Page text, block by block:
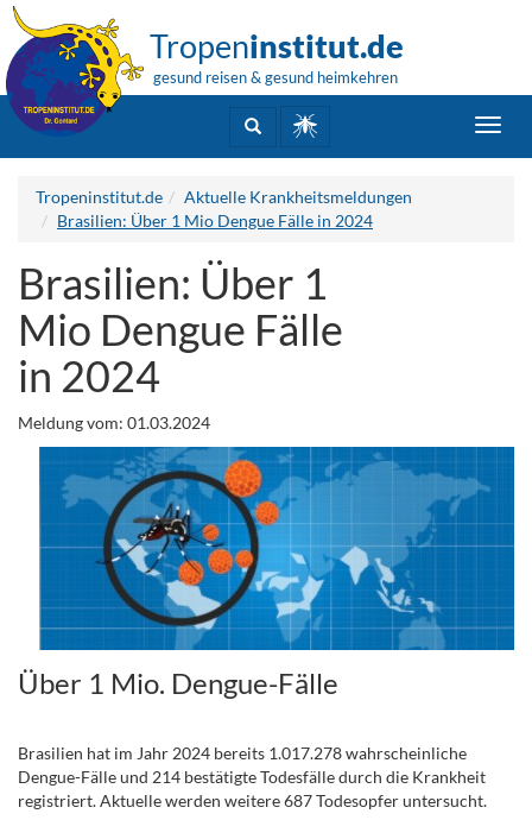
Tropeninstitut.de
gesund reisen & gesund heimkehren
Tropeninstitut.de
Aktuelle Krankheitsmeldungen
Brasilien: Über 1 Mio Dengue Fälle in 2024
Brasilien: Über 1
Mio Dengue Fälle
in 2024
Meldung vom: 01.03.2024
Über 1 Mio. Dengue-Fälle
Brasilien hat im Jahr 2024 bereits 1.017.278 wahrscheinliche
Dengue-Fälle und 214 bestätigte Todesfälle durch die Krankheit
registriert. Aktuelle werden weitere 687 Todesopfer untersucht.